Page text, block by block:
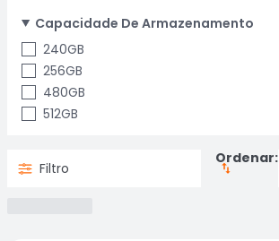
Capacidade De Armazenamento
240GB
256GB
480GB
512GB
Filtro
Ordenar: